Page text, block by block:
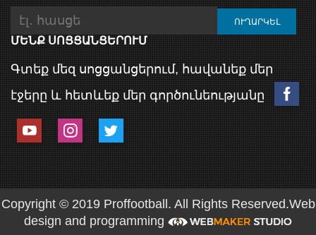
ՄԵՆՔ ՍՈՑՑԱՆՑԵՐՈՒՄ
Գտեք մեզ սոցցանցերում, հավանեք մեր
էջերը և հետևեք մեր գործունեությանը
Copyright © 2019 Proffootball. All Rights Reserved.Web
design and programming